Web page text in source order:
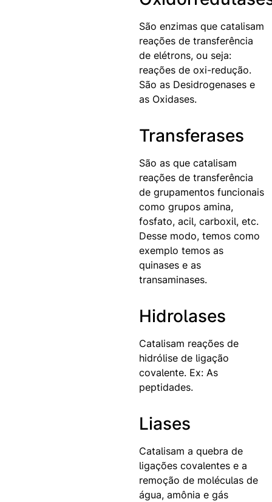
São enzimas que catalisam
reações de transferência
de elétrons, ou seja:
reações de oxi-redução.
São as Desidrogenases e
as Oxidases.
Transferases
São as que catalisam
reações de transferência
de grupamentos funcionais
como grupos amina,
fosfato, acil, carboxil, etc.
Desse modo, temos como
exemplo temos as
quinases e as
transaminases.
Hidrolases
Catalisam reações de
hidrólise de ligação
covalente. Ex: As
peptidades.
Liases
Catalisam a quebra de
ligações covalentes e a
remoção de moléculas de
água, amônia e gás